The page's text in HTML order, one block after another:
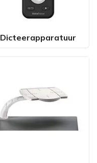
Dicteerapparatuur